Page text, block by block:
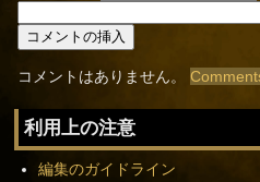
コメントはありません。
利用上の注意
編集のガイドライン